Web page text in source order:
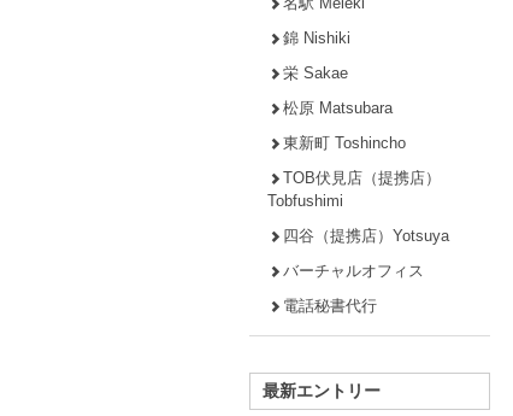
錦 Nishiki
栄 Sakae
松原 Matsubara
東新町 Toshincho
TOB伏見店（提携店）
Tobfushimi
四谷（提携店）Yotsuya
バーチャルオフィス
電話秘書代行
最新エントリー